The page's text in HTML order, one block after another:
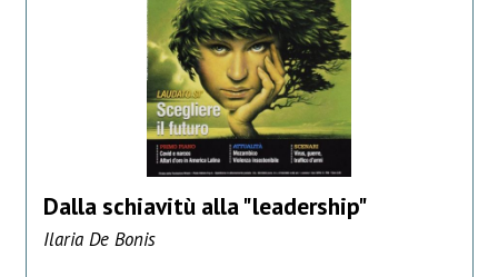
Dalla schiavitù alla "leadership"
Ilaria De Bonis